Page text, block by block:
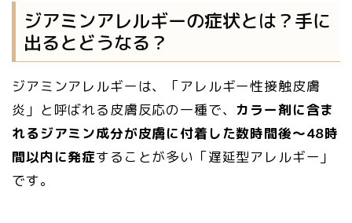
ジアミンアレルギーの症状とは？手に
出るとどうなる？
ジアミンアレルギーは、「アレルギー性接触皮膚
炎」と呼ばれる皮膚反応の一種で、 カラー剤に含ま
れるジアミン成分が皮膚に付着した数時間後〜48時
間以内に発症することが多い「遅延型アレルギー」
です。